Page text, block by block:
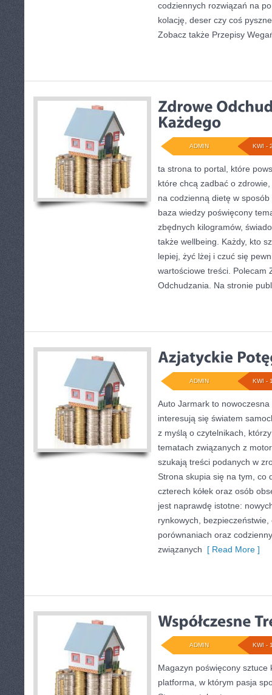
codziennych rozwiązań na
kolację, deser czy coś
Zobacz także Przepisy
KWI -
ADMIN
ta strona to portal, które
które chcą zadbać o
na codzienną dietę w
baza wiedzy poświęcony
zbędnych kilogramów,
także wellbeing. Każdy, kto
lepiej, żyć lżej i czuć się
wartościowe treści. Polecam
Odchudzania. Na stronie
KWI -
ADMIN
Auto Jarmark to
interesują się światem
z myślą o czytelnikach,
tematach związanych z
szukają treści podanych w
Strona skupia się na tym, co
czterech kółek oraz osób
jest naprawdę istotne:
rynkowych,
porównaniach oraz
związanych [ Read More ]
KWI -
ADMIN
Magazyn poświęcony sztuce
platforma, w którym pasja